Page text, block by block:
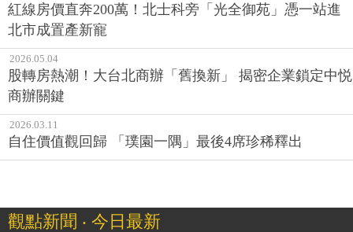
紅線房價直奔200萬！北士科旁「光全御苑」憑一站進
北市成置產新寵
2026.05.04
股轉房熱潮！大台北商辦「舊換新」 揭密企業鎖定中悦
商辦關鍵
2026.03.11
自住價值觀回歸 「璞園一隅」最後4席珍稀釋出
觀點新聞 ‧ 今日最新